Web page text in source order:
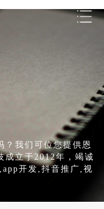
？我们可位您提供恩
成立于2012年，竭诚
开发,抖音推广,视